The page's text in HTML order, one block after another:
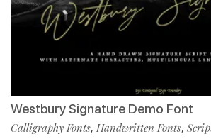
Westbury Signature Demo Font
Calligraphy Fonts, Handwritten Fonts,